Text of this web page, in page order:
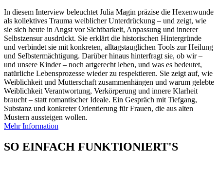
In diesem Interview beleuchtet Julia Magin präzise die Hexenwunde
als kollektives Trauma weiblicher Unterdrückung – und zeigt, wie
sie sich heute in Angst vor Sichtbarkeit, Anpassung und innerer
Selbstzensur ausdrückt. Sie erklärt die historischen Hintergründe
und verbindet sie mit konkreten, alltagstauglichen Tools zur Heilung
und Selbstermächtigung. Darüber hinaus hinterfragt sie, ob wir –
und unsere Kinder – noch artgerecht leben, und was es bedeutet,
natürliche Lebensprozesse wieder zu respektieren. Sie zeigt auf, wie
Weiblichkeit und Mutterschaft zusammenhängen und warum gelebte
Weiblichkeit Verantwortung, Verkörperung und innere Klarheit
braucht – statt romantischer Ideale. Ein Gespräch mit Tiefgang,
Substanz und konkreter Orientierung für Frauen, die aus alten
Mustern aussteigen wollen.
Mehr Information
SO EINFACH FUNKTIONIERT'S